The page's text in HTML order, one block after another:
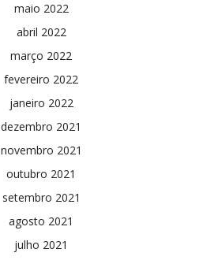
maio 2022
abril 2022
março 2022
fevereiro 2022
janeiro 2022
dezembro 2021
novembro 2021
outubro 2021
setembro 2021
agosto 2021
julho 2021